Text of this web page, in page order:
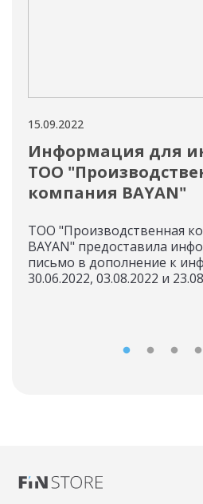
15.09.2022
Информация для
ТОО
компания BAYAN"
ТОО "Производственная
BAYAN" предоставила
письмо в дополнение к
30.06.2022, 03.08.2022 и